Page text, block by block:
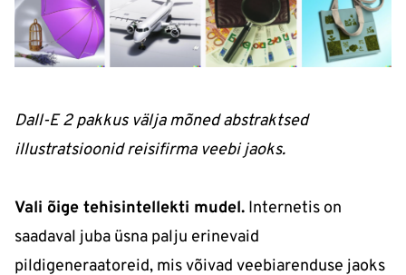
Dall-E 2 pakkus välja mõned abstraktsed
illustratsioonid reisifirma veebi jaoks.
Vali õige tehisintellekti mudel. Internetis on
saadaval juba üsna palju erinevaid
pildigeneraatoreid, mis võivad veebiarenduse jaoks